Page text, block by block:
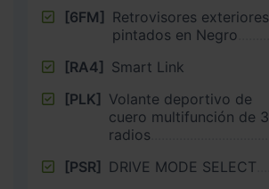
[6FM] Retrovisores exteriores
pintados en Negro
[RA4] Smart Link
[PLK] Volante deportivo de
cuero multifunción de 3
radios
[PSR] DRIVE MODE SELECT